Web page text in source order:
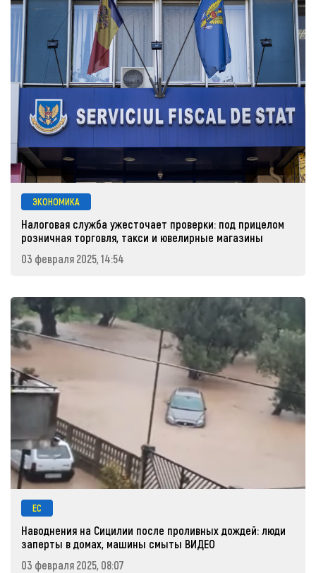
ЭКОНОМИКА
Налоговая служба ужесточает проверки: под прицелом
розничная торговля, такси и ювелирные магазины
03 февраля 2025, 14:54
ЕС
Наводнения на Сицилии после проливных дождей: люди
заперты в домах, машины смыты ВИДЕО
03 февраля 2025, 08:07